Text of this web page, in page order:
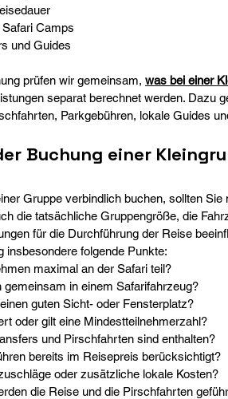
Camps
und Guides
prüfen wir gemeinsam, was bei einer
separat berechnet werden. Dazu
Parkgebühren, lokale Guides
Buchung einer
Gruppe verbindlich buchen, sollten
die tatsächliche Gruppengröße, die
für die Durchführung der Reise
insbesondere folgende Punkte:
maximal an der Safari teil?
in einem Safarifahrzeug?
guten Sicht- oder Fensterplatz?
oder gilt eine Mindestteilnehmerzahl?
und Pirschfahrten sind enthalten?
bereits im Reisepreis berücksichtigt?
oder zusätzliche lokale Kosten?
die Reise und die Pirschfahrten